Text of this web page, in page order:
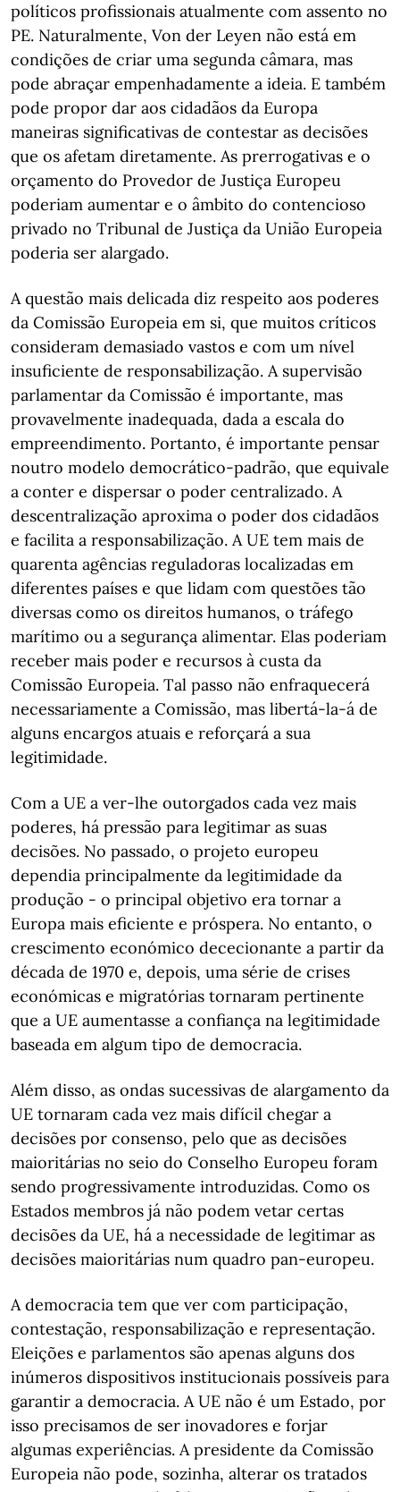
políticos profissionais atualmente com assento no
PE. Naturalmente, Von der Leyen não está em
condições de criar uma segunda câmara, mas
pode abraçar empenhadamente a ideia. E também
pode propor dar aos cidadãos da Europa
maneiras significativas de contestar as decisões
que os afetam diretamente. As prerrogativas e o
orçamento do Provedor de Justiça Europeu
poderiam aumentar e o âmbito do contencioso
privado no Tribunal de Justiça da União Europeia
poderia ser alargado.
A questão mais delicada diz respeito aos poderes
da Comissão Europeia em si, que muitos críticos
consideram demasiado vastos e com um nível
insuficiente de responsabilização. A supervisão
parlamentar da Comissão é importante, mas
provavelmente inadequada, dada a escala do
empreendimento. Portanto, é importante pensar
noutro modelo democrático-padrão, que equivale
a conter e dispersar o poder centralizado. A
descentralização aproxima o poder dos cidadãos
e facilita a responsabilização. A UE tem mais de
quarenta agências reguladoras localizadas em
diferentes países e que lidam com questões tão
diversas como os direitos humanos, o tráfego
marítimo ou a segurança alimentar. Elas poderiam
receber mais poder e recursos à custa da
Comissão Europeia. Tal passo não enfraquecerá
necessariamente a Comissão, mas libertá-la-á de
alguns encargos atuais e reforçará a sua
legitimidade.
Com a UE a ver-lhe outorgados cada vez mais
poderes, há pressão para legitimar as suas
decisões. No passado, o projeto europeu
dependia principalmente da legitimidade da
produção - o principal objetivo era tornar a
Europa mais eficiente e próspera. No entanto, o
crescimento económico dececionante a partir da
década de 1970 e, depois, uma série de crises
económicas e migratórias tornaram pertinente
que a UE aumentasse a confiança na legitimidade
baseada em algum tipo de democracia.
Além disso, as ondas sucessivas de alargamento da
UE tornaram cada vez mais difícil chegar a
decisões por consenso, pelo que as decisões
maioritárias no seio do Conselho Europeu foram
sendo progressivamente introduzidas. Como os
Estados membros já não podem vetar certas
decisões da UE, há a necessidade de legitimar as
decisões maioritárias num quadro pan-europeu.
A democracia tem que ver com participação,
contestação, responsabilização e representação.
Eleições e parlamentos são apenas alguns dos
inúmeros dispositivos institucionais possíveis para
garantir a democracia. A UE não é um Estado, por
isso precisamos de ser inovadores e forjar
algumas experiências. A presidente da Comissão
Europeia não pode, sozinha, alterar os tratados